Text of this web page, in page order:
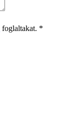
foglaltakat. *